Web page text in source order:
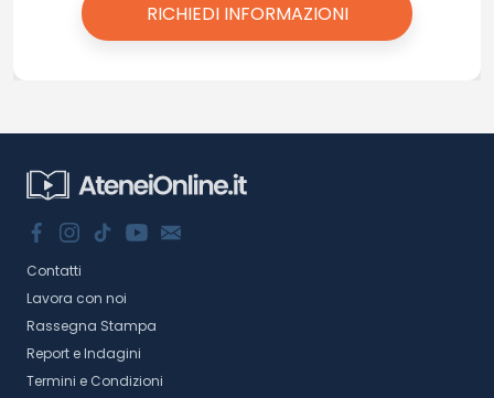
Contatti
Lavora con noi
Rassegna Stampa
Report e Indagini
Termini e Condizioni